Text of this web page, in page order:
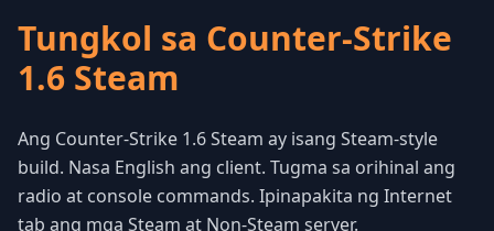
Tungkol sa Counter-Strike
1.6 Steam
Ang Counter-Strike 1.6 Steam ay isang Steam-style
build. Nasa English ang client. Tugma sa orihinal ang
radio at console commands. Ipinapakita ng Internet
tab ang mga Steam at Non-Steam server.